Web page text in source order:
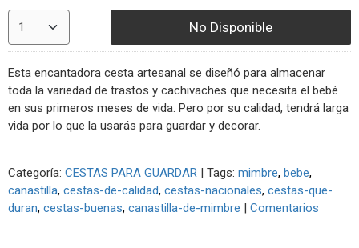
No Disponible
Esta encantadora cesta artesanal se diseñó para almacenar
toda la variedad de trastos y cachivaches que necesita el bebé
en sus primeros meses de vida. Pero por su calidad, tendrá larga
vida por lo que la usarás para guardar y decorar.
Categoría: CESTAS PARA GUARDAR | Tags: mimbre bebe
canastilla cestas-de-calidad cestas-nacionales cestas-que-
duran cestas-buenas canastilla-de-mimbre | Comentarios